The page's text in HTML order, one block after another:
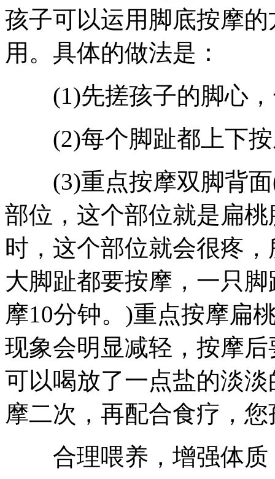
孩子可以运用脚底按摩
用。具体的做法是：
(1)先搓孩子的脚心，
(2)每个脚趾都上下按
(3)重点按摩双脚背面(
部位，这个部位就是扁
时，这个部位就会很疼
大脚趾都要按摩，一只
摩10分钟。)重点按摩扁
现象会明显减轻，按摩
可以喝放了一点盐的淡
摩二次，再配合食疗，
合理喂养，增强体质